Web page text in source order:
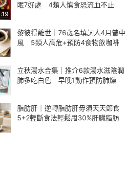
眠7好處 4類人慎食恐流血不止
黎彼得離世｜76歲名填詞人4月曾中
風 5類人高危+預防4食物飲咖啡
立秋湯水合集｜推介6款湯水滋陰潤
肺多吃白色 早晚1動作預防肺燥
脂肪肝｜逆轉脂肪肝毋須天天節食
5+2輕斷食法輕鬆甩30%肝臟脂肪